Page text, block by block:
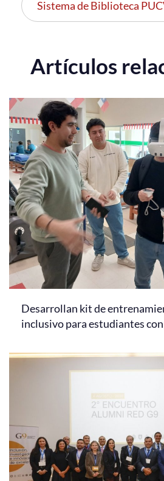
Sistema de Biblioteca
Artículos
Desarrollan kit de
inclusivo para estudiantes